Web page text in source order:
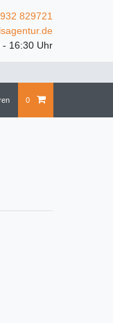
829721
- 16:30 Uhr
0